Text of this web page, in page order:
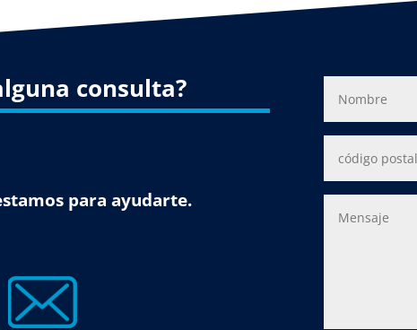
consulta?
para ayudarte.